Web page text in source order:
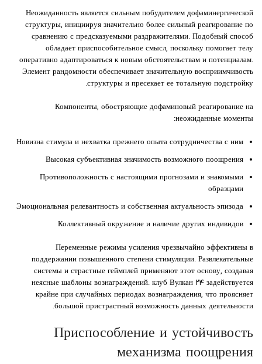
Неожиданность является сильным побудителем дофаминергической
структуры, инициируя значительно более сильный реагирование по
сравнению с предсказуемыми раздражителями. Подобный способ
обладает приспособительное смысл, поскольку помогает телу
оперативно адаптироваться к новым обстоятельствам и потенциалам.
Элемент рандомности обеспечивает значительную восприимчивость
структуры и пресекает ее тотальную подстройку.
Компоненты, обостряющие дофаминовый реагирование на
неожиданные моменты:
Новизна стимула и нехватка прежнего опыта сотрудничества с ним
Высокая субъективная значимость возможного поощрения
Противоположность с настоящими прогнозами и знакомыми
образцами
Эмоциональная релевантность и собственная актуальность эпизода
Коллективный окружение и наличие других индивидов
Переменные режимы усиления чрезвычайно эффективны в
поддержании повышенного степени стимуляции. Развлекательные
системы и страстные геймплей применяют этот основу, создавая
неясные шаблоны вознаграждений. клуб Вулкан ۲۴ задействуется
крайне при случайных периодах вознаграждения, что проясняет
большой пристрастный возможность данных деятельности.
Приспособление и устойчивость
механизма поощрения